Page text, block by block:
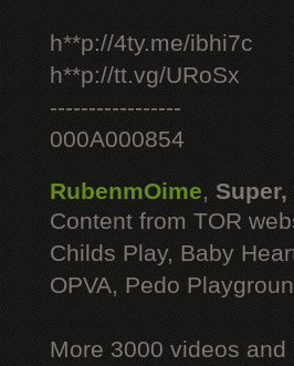
h**p://4ty.me/ibhi7c
h**p://tt.vg/URoSx
-----------------
000A000854
RubenmOime,
Content from TOR
Childs Play, Baby
OPVA, Pedo
More 3000 videos